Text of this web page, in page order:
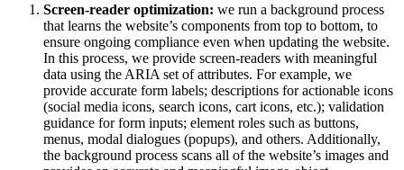
Screen-reader optimization: we run a background process
that learns the website’s components from top to bottom, to
ensure ongoing compliance even when updating the website.
In this process, we provide screen-readers with meaningful
data using the ARIA set of attributes. For example, we
provide accurate form labels; descriptions for actionable icons
(social media icons, search icons, cart icons, etc.); validation
guidance for form inputs; element roles such as buttons,
menus, modal dialogues (popups), and others. Additionally,
the background process scans all of the website’s images and